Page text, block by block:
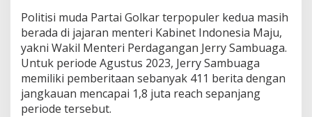
Politisi muda Partai Golkar terpopuler kedua masih
berada di jajaran menteri Kabinet Indonesia Maju,
yakni Wakil Menteri Perdagangan Jerry Sambuaga.
Untuk periode Agustus 2023, Jerry Sambuaga
memiliki pemberitaan sebanyak 411 berita dengan
jangkauan mencapai 1,8 juta reach sepanjang
periode tersebut.